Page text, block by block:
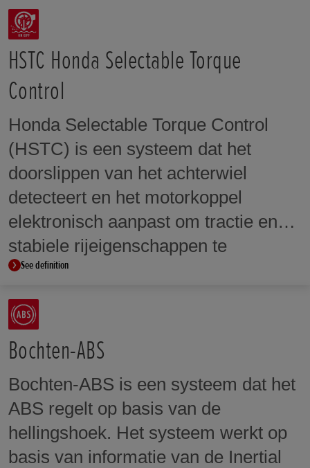
180/55ZR17M/C (73W)
17M/C X MT3.50
Velgen achter
17M/C X MT5.50
Rijklaargewicht (kg)
214 kg
Zithoogte (mm)
795 mm
Naloop (mm)
98 mm
Wielbasis (mm)
1.455 mm
HSTC Honda Selectable Torque
Control
Honda Selectable Torque Control
(HSTC) is een systeem dat het
doorslippen van het achterwiel
detecteert en het motorkoppel
elektronisch aanpast om tractie en
stabiele rijeigenschappen te
behouden. Bij sommige modellen
kunnen de niveaus van HSTC-
interventie worden aangepast aan de
voorkeuren van de rijder en de
HSTC maken ook deel uit van de
selecteerbare rijmodi.
See definition
Bochten-ABS
Bochten-ABS is een systeem dat het
ABS regelt op basis van de
hellingshoek. Het systeem werkt op
basis van informatie van de Inertial